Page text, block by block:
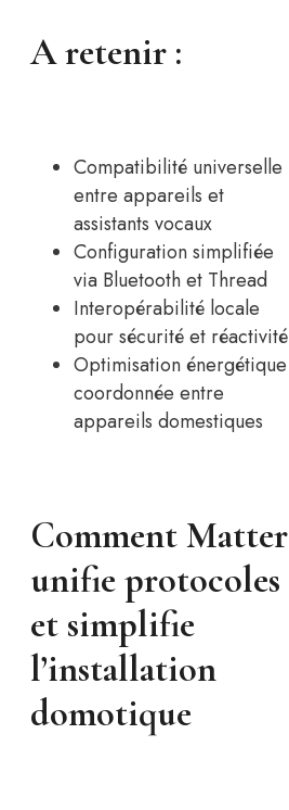
A retenir :
Compatibilité universelle
entre appareils et
assistants vocaux
Configuration simplifiée
via Bluetooth et Thread
Interopérabilité locale
pour sécurité et réactivité
Optimisation énergétique
coordonnée entre
appareils domestiques
Comment Matter
unifie protocoles
et simplifie
l’installation
domotique